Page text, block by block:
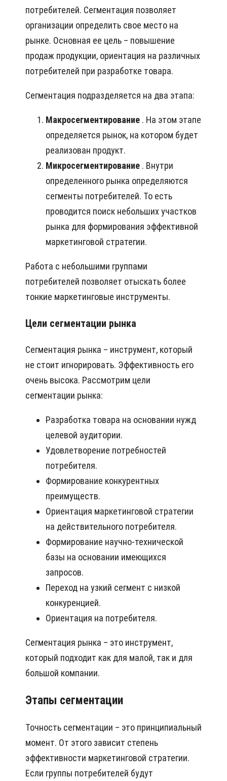
потребителей. Сегментация позволяет
организации определить свое место на
рынке. Основная ее цель – повышение
продаж продукции, ориентация на различных
потребителей при разработке товара.
Сегментация подразделяется на два этапа:
Макросегментирование . На этом этапе
определяется рынок, на котором будет
реализован продукт.
Микросегментирование . Внутри
определенного рынка определяются
сегменты потребителей. То есть
проводится поиск небольших участков
рынка для формирования эффективной
маркетинговой стратегии.
Работа с небольшими группами
потребителей позволяет отыскать более
тонкие маркетинговые инструменты.
Цели сегментации рынка
Сегментация рынка – инструмент, который
не стоит игнорировать. Эффективность его
очень высока. Рассмотрим цели
сегментации рынка:
Разработка товара на основании нужд
целевой аудитории.
Удовлетворение потребностей
потребителя.
Формирование конкурентных
преимуществ.
Ориентация маркетинговой стратегии
на действительного потребителя.
Формирование научно-технической
базы на основании имеющихся
запросов.
Переход на узкий сегмент с низкой
конкуренцией.
Ориентация на потребителя.
Сегментация рынка – это инструмент,
который подходит как для малой, так и для
большой компании.
Этапы сегментации
Точность сегментации – это принципиальный
момент. От этого зависит степень
эффективности маркетинговой стратегии.
Если группы потребителей будут